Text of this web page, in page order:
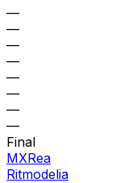
—
—
—
—
—
—
—
—
Final
MXRea
Ritmodelia